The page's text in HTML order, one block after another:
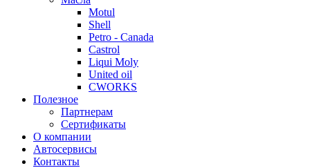
Motul
Shell
Petro - Canada
Castrol
Liqui Moly
United oil
CWORKS
Полезное
Партнерам
Сертификаты
О компании
Автосервисы
Контакты